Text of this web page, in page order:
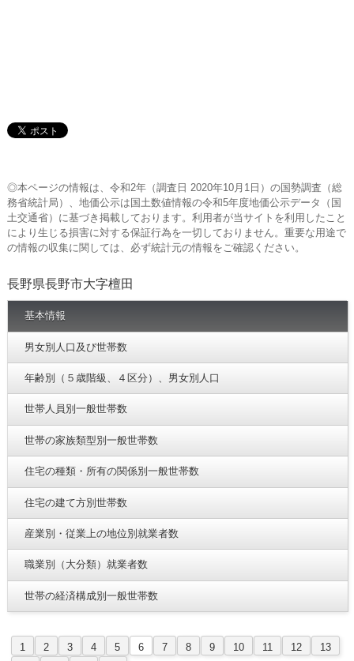
◎本ページの情報は、令和2年（調査日 2020年10月1日）の国勢調査（総
務省統計局）、地価公示は国土数値情報の令和5年度地価公示データ（国
土交通省）に基づき掲載しております。利用者が当サイトを利用したこと
により生じる損害に対する保証行為を一切しておりません。重要な用途で
の情報の収集に関しては、必ず統計元の情報をご確認ください。
長野県長野市大字檀田
基本情報
男女別人口及び世帯数
年齢別（５歳階級、４区分）、男女別人口
世帯人員別一般世帯数
世帯の家族類型別一般世帯数
住宅の種類・所有の関係別一般世帯数
住宅の建て方別世帯数
産業別・従業上の地位別就業者数
職業別（大分類）就業者数
世帯の経済構成別一般世帯数
1 2 3 4 5 6 7 8 9 10 11 12
13